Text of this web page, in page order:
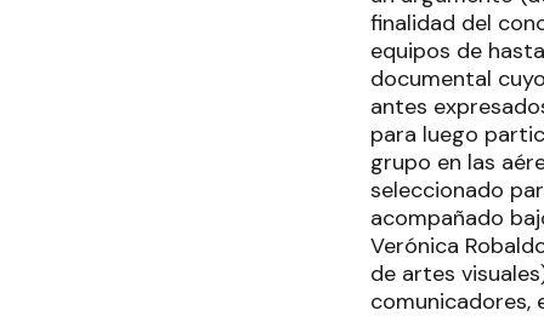
finalidad del
equipos de
documental
antes
para luego
grupo en las
seleccionado
acompañado
Verónica
de artes
comunicadores,